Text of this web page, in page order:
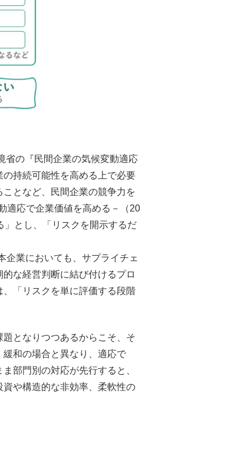
の『民間企業の気候変動適応
持続可能性を高める上で必要
となど、民間企業の競争力を
適応で企業価値を高める－（20
」とし、「リスクを開示するだ
業においても、サプライチェ
な経営判断に結び付けるプロ
「リスクを単に評価する段階
となりつつあるからこそ、そ
和の場合と異なり、適応で
部門別の対応が先行すると、
や構造的な非効率、柔軟性の